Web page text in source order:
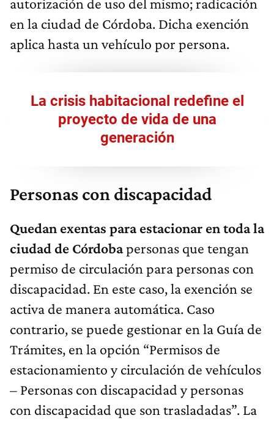
autorización de uso del mismo; radicación
en la ciudad de Córdoba. Dicha exención
aplica hasta un vehículo por persona.
La crisis habitacional redefine el
proyecto de vida de una
generación
Personas con discapacidad
Quedan exentas para estacionar en toda la
ciudad de Córdobapersonas que tengan
permiso de circulación para personas con
discapacidad. En este caso, la exención se
activa de manera automática. Caso
contrario, se puede gestionar en la Guía de
Trámites, en la opción “Permisos de
estacionamiento y circulación de vehículos
– Personas con discapacidad y personas
con discapacidad que son trasladadas”. La